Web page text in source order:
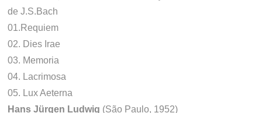
de J.S.Bach
01.Requiem
02. Dies Irae
03. Memoria
04. Lacrimosa
05. Lux Aeterna
Hans Jürgen Ludwig (São Paulo, 1952)